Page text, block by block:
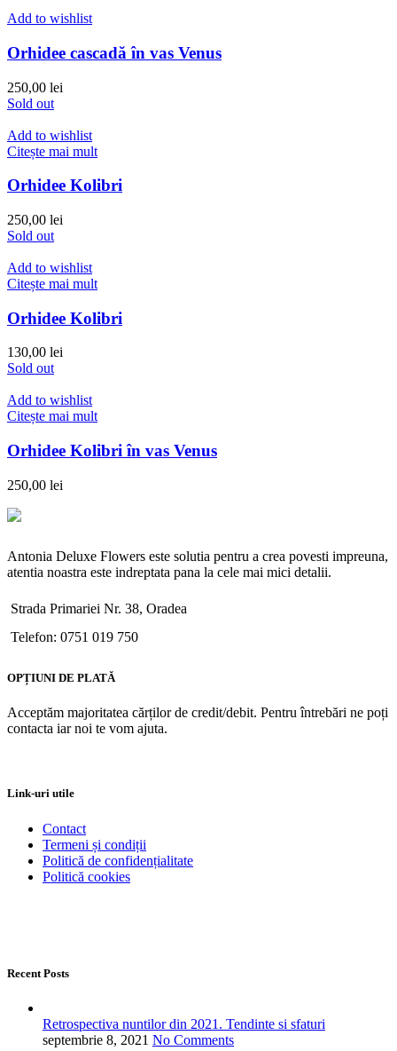
Add to wishlist
Orhidee cascadă în vas Venus
250,00 lei
Sold out
Add to wishlist
Citește mai mult
Orhidee Kolibri
250,00 lei
Sold out
Add to wishlist
Citește mai mult
Orhidee Kolibri
130,00 lei
Sold out
Add to wishlist
Citește mai mult
Orhidee Kolibri în vas Venus
250,00 lei
Antonia Deluxe Flowers este solutia pentru a crea povesti impreuna,
atentia noastra este indreptata pana la cele mai mici detalii.
Strada Primariei Nr. 38, Oradea
Telefon: 0751 019 750
OPȚIUNI DE PLATĂ
Acceptăm majoritatea cărților de credit/debit. Pentru întrebări ne poți
contacta iar noi te vom ajuta.
Link-uri utile
Contact
Termeni și condiții
Politică de confidențialitate
Politică cookies
Recent Posts
Retrospectiva nuntilor din 2021. Tendinte si sfaturi
septembrie 8, 2021 No Comments